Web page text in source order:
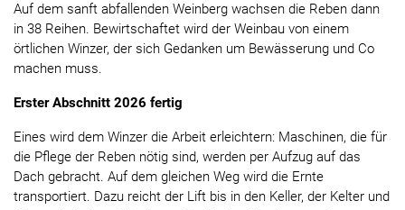
Auf dem sanft abfallenden Weinberg wachsen die Reben dann
in 38 Reihen. Bewirtschaftet wird der Weinbau von einem
örtlichen Winzer, der sich Gedanken um Bewässerung und Co
machen muss.
Erster Abschnitt 2026 fertig
Eines wird dem Winzer die Arbeit erleichtern: Maschinen, die für
die Pflege der Reben nötig sind, werden per Aufzug auf das
Dach gebracht. Auf dem gleichen Weg wird die Ernte
transportiert. Dazu reicht der Lift bis in den Keller, der Kelter und